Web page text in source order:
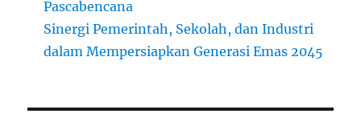
Pascabencana
Sinergi Pemerintah, Sekolah, dan Industri
dalam Mempersiapkan Generasi Emas 2045